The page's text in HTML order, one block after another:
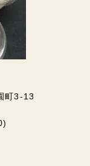
町3-13